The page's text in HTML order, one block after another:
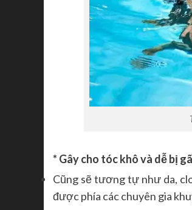
* Gây cho tóc khô và dễ bị
Cũng sẽ tương tự như da,
được phía các chuyên gia